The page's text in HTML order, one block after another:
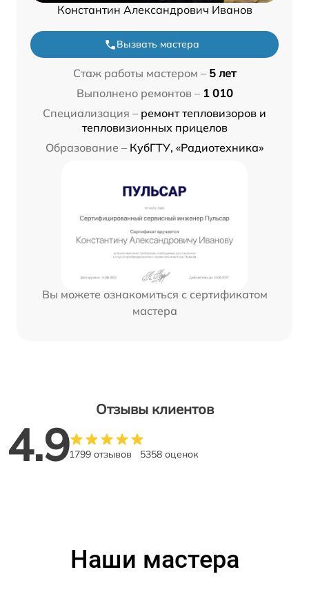
Константин Александрович Иванов
Вызвать мастера
Стаж работы мастером – 5 лет
Выполнено ремонтов – 1 010
Специализация – ремонт тепловизоров и
тепловизионных прицелов
Образование – КубГТУ, «Радиотехника»
Вы можете ознакомиться с сертификатом
мастера
Отзывы клиентов
4.91799 отзывов 5358 оценок
Наши мастера